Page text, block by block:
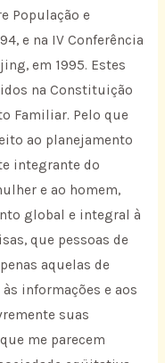
População e
e na IV Conferência
em 1995. Estes
na Constituição
Familiar. Pelo que
ao planejamento
integrante do
e ao homem,
global e integral à
que pessoas de
aquelas de
informações e aos
suas
me parecem